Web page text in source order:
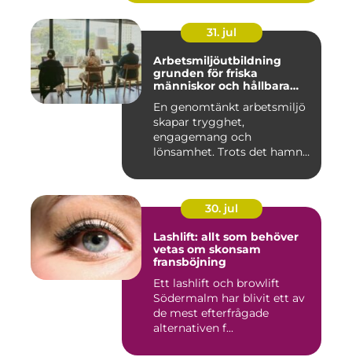
31. jul
Arbetsmiljöutbildning
grunden för friska
människor och hållbara
En genomtänkt arbetsmiljö
skapar trygghet,
engagemang och
lönsamhet. Trots det hamnar
30. jul
Lashlift: allt som behöver
vetas om skonsam
fransböjning
Ett lashlift och browlift
Södermalm har blivit ett av
de mest efterfrågade
alternativen f...